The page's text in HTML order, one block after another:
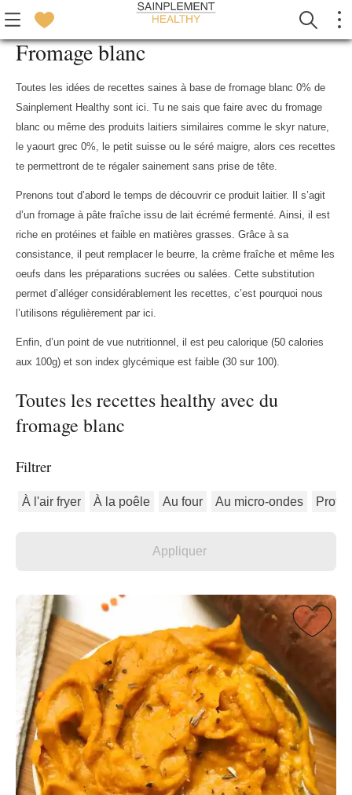
Fromage blanc
Toutes les idées de recettes saines à base de fromage blanc 0% de
Sainplement Healthy sont ici. Tu ne sais que faire avec du fromage
blanc ou même des produits laitiers similaires comme le skyr nature,
le yaourt grec 0%, le petit suisse ou le séré maigre, alors ces recettes
te permettront de te régaler sainement sans prise de tête.
Prenons tout d’abord le temps de découvrir ce produit laitier. Il s’agit
d’un fromage à pâte fraîche issu de lait écrémé fermenté. Ainsi, il est
riche en protéines et faible en matières grasses. Grâce à sa
consistance, il peut remplacer le beurre, la crème fraîche et même les
oeufs dans les préparations sucrées ou salées. Cette substitution
permet d’alléger considérablement les recettes, c’est pourquoi nous
l’utilisons régulièrement par ici.
Enfin, d’un point de vue nutritionnel, il est peu calorique (50 calories
aux 100g) et son index glycémique est faible (30 sur 100).
Toutes les recettes healthy avec du
fromage blanc
Filtrer
À l'air fryer À la poêle Au four Au micro-ondes